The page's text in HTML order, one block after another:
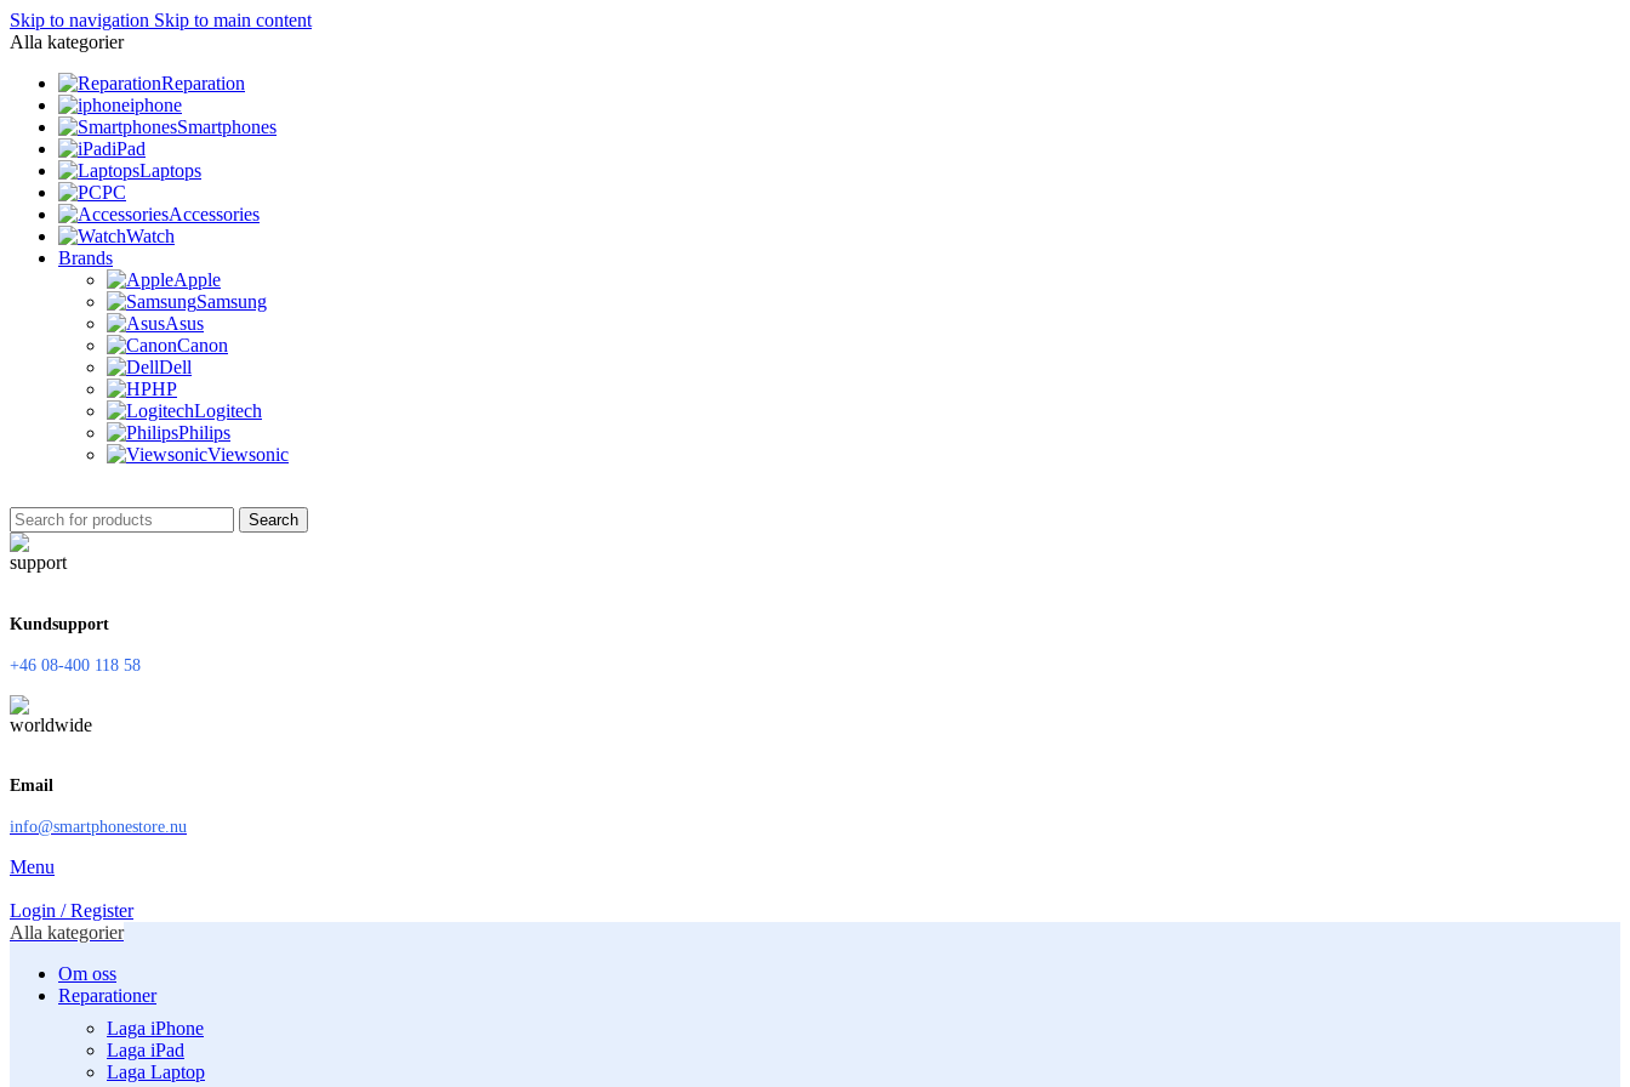
Skip to navigation Skip to main content
Alla kategorier
Reparation
iphone
Smartphones
iPad
Laptops
PC
Accessories
Watch
Brands
Apple
Samsung
Asus
Canon
Dell
HP
Logitech
Philips
Viewsonic
Search
Kundsupport
+46 08-400 118 58
Email
info@smartphonestore.nu
Menu
Login / Register
Alla kategorier
Om oss
Reparationer
Laga iPhone
Laga iPad
Laga Laptop